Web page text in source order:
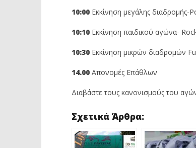
10:00Εκκίνηση μεγάλης διαδρομής-
10:10Εκκίνηση παιδικού αγώνα-
10:30Εκκίνηση μικρών διαδρομών
14.00Απονομές Επάθλων
Διαβάστε τους κανονισμούς του
Σχετικά Άρθρα: